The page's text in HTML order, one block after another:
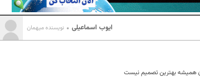
ایوب اسماعیلی نویسنده میهمان
همیشه بهترین تصمیم نیست